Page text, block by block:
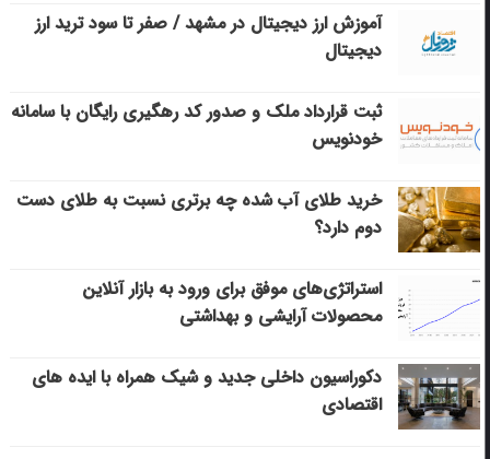
آموزش ارز دیجیتال در مشهد / صفر تا سود ترید ارز
دیجیتال
ثبت قرارداد ملک و صدور کد رهگیری رایگان با سامانه
خودنویس
خرید طلای آب شده چه برتری نسبت به طلای دست
دوم دارد؟
استراتژی‌های موفق برای ورود به بازار آنلاین
محصولات آرایشی و بهداشتی
دکوراسیون داخلی جدید و شیک همراه با ایده های
اقتصادی